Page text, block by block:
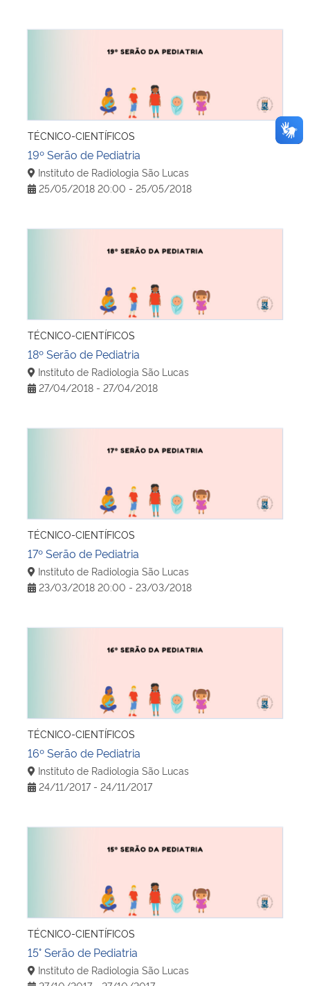
TÉCNICO-CIENTÍFICOS
19º Serão de Pediatria
Instituto de Radiologia São Lucas
25/05/2018 20:00 - 25/05/2018
TÉCNICO-CIENTÍFICOS
18º Serão de Pediatria
Instituto de Radiologia São Lucas
27/04/2018 - 27/04/2018
TÉCNICO-CIENTÍFICOS
17º Serão de Pediatria
Instituto de Radiologia São Lucas
23/03/2018 20:00 - 23/03/2018
TÉCNICO-CIENTÍFICOS
16º Serão de Pediatria
Instituto de Radiologia São Lucas
24/11/2017 - 24/11/2017
TÉCNICO-CIENTÍFICOS
15° Serão de Pediatria
Instituto de Radiologia São Lucas